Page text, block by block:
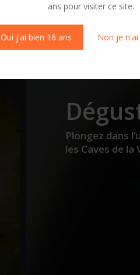
ans pour visiter ce site.
Oui j'ai bien 16 ans Non je
Plongez dans
les Caves de la